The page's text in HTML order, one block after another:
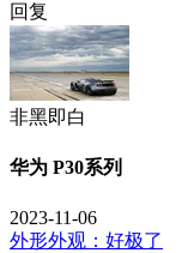
回复
非黑即白
华为 P30系列
2023-11-06
外形外观：好极了